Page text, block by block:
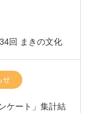
回 まきの文化
せ
ケート」集計結